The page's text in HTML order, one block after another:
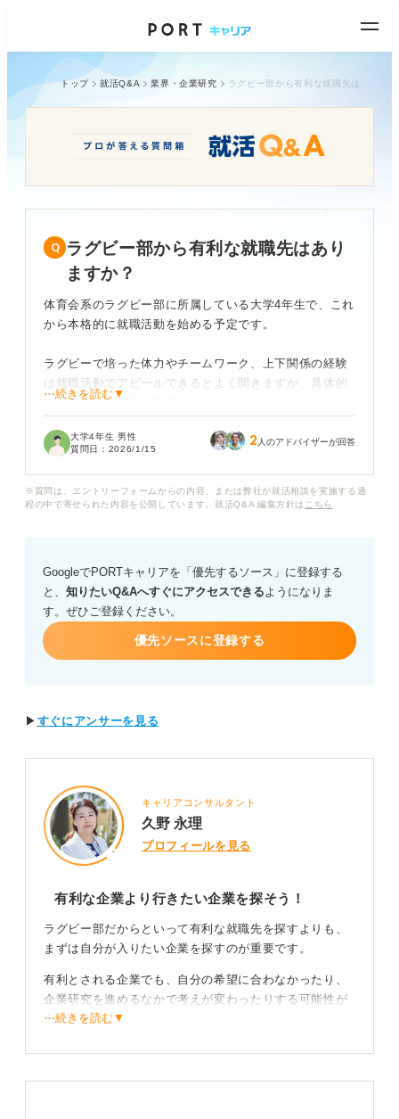
トップ 就活Q&A 業界・企業研究
ラグビー部から有利な就職先はあり
ますか？
体育会系のラグビー部に所属している大学4年生で、これ
から本格的に就職活動を始める予定です。
ラグビーで培った体力やチームワーク、上下関係の経験
は就職活動でアピールできるとよく聞きますが、具体的
にどのような業界や職種に、ラグビー部出身者が有利に
たいです。
ードがあれば教えていただけますでしょうか？
⋯続きを読む▼
大学4年生 男性
質問日： 2026/1/15 2 人のアドバイザーが回答
※質問は、エントリーフォームからの内容、または弊社が就活相談を実施する過
程の中で寄せられた内容を公開しています。就活Q&A 編集方針は こちら
GoogleでPORTキャリアを「優先するソース」に登録する
と、 知りたいQ&Aへすぐにアクセスできるようになりま
す。ぜひご登録ください。
優先ソースに登録する
▶ すぐにアンサーを見る
キャリアコンサルタント
久野 永理
プロフィールを見る
有利な企業より行きたい企業を探そう！
ラグビー部だからといって有利な就職先を探すよりも、
まずは自分が入りたい企業を探すのが重要です。
有利とされる企業でも、自分の希望に合わなかったり、
企業研究を進めるなかで考えが変わったりする可能性が
あります。
⋯続きを読む▼